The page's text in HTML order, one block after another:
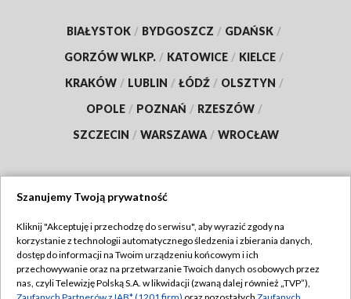
BIAŁYSTOK / BYDGOSZCZ / GDAŃSK /
GORZÓW WLKP. / KATOWICE / KIELCE /
KRAKÓW / LUBLIN / ŁÓDŹ / OLSZTYN /
OPOLE / POZNAŃ / RZESZÓW /
SZCZECIN / WARSZAWA / WROCŁAW
TVP
Abonament TVP
Emisja w TVP
Regulamin TVP
Szanujemy Twoją prywatność
Kliknij "Akceptuję i przechodzę do serwisu", aby wyrazić zgody na
korzystanie z technologii automatycznego śledzenia i zbierania danych,
dostęp do informacji na Twoim urządzeniu końcowym i ich
przechowywanie oraz na przetwarzanie Twoich danych osobowych przez
nas, czyli Telewizję Polską S.A. w likwidacji (zwaną dalej również „TVP”),